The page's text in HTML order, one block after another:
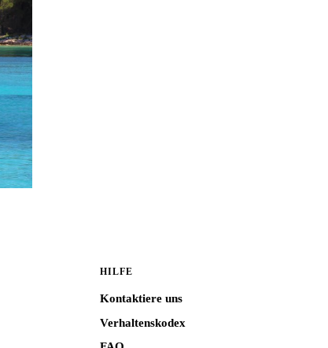
HILFE
Kontaktiere uns
Verhaltenskodex